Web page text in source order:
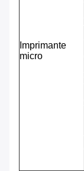
Imprimante
micro